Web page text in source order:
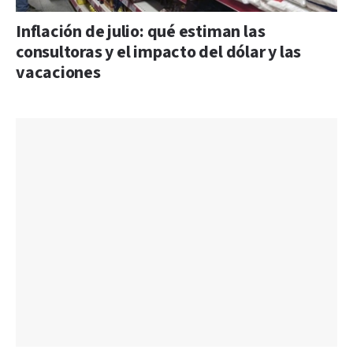
Inflación de julio: qué estiman las
consultoras y el impacto del dólar y las
vacaciones